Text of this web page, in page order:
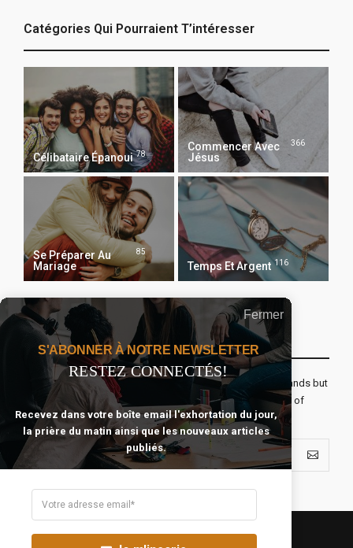
Catégories Qui Pourraient T’intéresser
Célibataire Épanoui 78
Commencer Avec
Jésus
366
Se Préparer Au
Mariage
85
Temps Et Argent 116
Recevoir Notre Newsletter Chaque Matin
The real voyage of discovery consists not in seeking new lands but
seeing with new eyes. All journeys have secret destinations of
which the traveler is unaware.
Fermer
S'ABONNER À NOTRE NEWSLETTER
RESTEZ CONNECTÉS!
Recevez dans votre boîte email l'exhortation du jour,
la prière du matin ainsi que les nouveaux articles
publiés.